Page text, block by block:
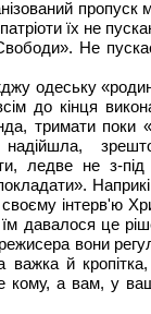
пропуск
їх не
Не
одеську
до кінця
тримати поки
надійшла,
ледве не з-
інтерв'ю
давалося це
вони
важка й
кому, а вам, у